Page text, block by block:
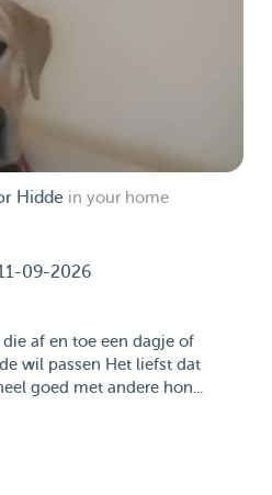
Hidde in your home
09-2026
die af en toe een dagje of
wil passen Het liefst dat
goed met andere hon...